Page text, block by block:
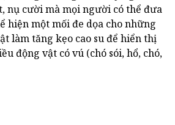
nụ cười mà mọi người có thể đưa
hiện một mối đe dọa cho những
làm tăng kẹo cao su để hiển thị
động vật có vú (chó sói, hổ, chó,